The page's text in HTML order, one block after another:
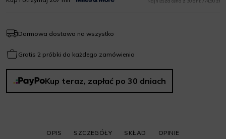
Darmowa dostawa na wszystko
Gratis 2 próbki do każdego zamówienia
Kup teraz, zapłać po 30 dniach
OPIS SZCZEGÓŁY SKŁAD OPINIE